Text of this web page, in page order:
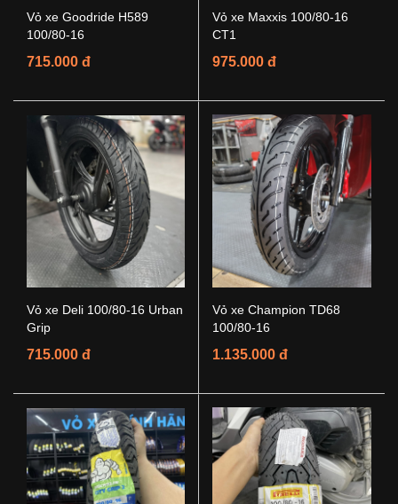
Vỏ xe Goodride H589
100/80-16
715.000 đ
Vỏ xe Maxxis 100/80-16
CT1
975.000 đ
Vỏ xe Deli 100/80-16 Urban
Grip
715.000 đ
Vỏ xe Champion TD68
100/80-16
1.135.000 đ